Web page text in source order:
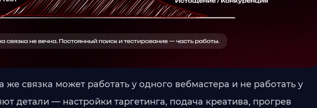
же связка может работать у одного вебмастера и не работать у
детали — настройки таргетинга, подача креатива, прогрев